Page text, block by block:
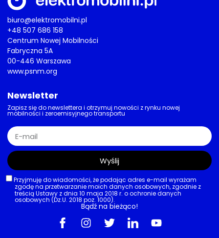
biuro@elektromobilni.pl
+48 507 686 158
Centrum Nowej Mobilności
Fabryczna 5A
00-446 Warszawa
www.psnm.org
Newsletter
Zapisz się do newslettera i otrzymuj nowości z rynku nowej
mobilności i zeroemisyjnego transportu
Przyjmuję do wiadomości, że podając adres e-mail wyrażam
zgodę na przetwarzanie moich danych osobowych, zgodnie z
treścią Ustawy z dnia 10 maja 2018 r. o ochronie danych
osobowych (Dz.U. 2018 poz. 1000).
Wyślij
Bądź na bieżąco!